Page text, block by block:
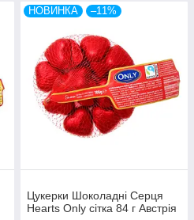
НОВИНКА –11%
Цукерки Шоколадні Серця
Hearts Only сітка 84 г Австрія